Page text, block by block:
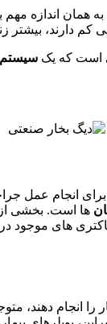
است که یک سیستم
عمل
ها است. بخشی از
های موجود
کار را انجام